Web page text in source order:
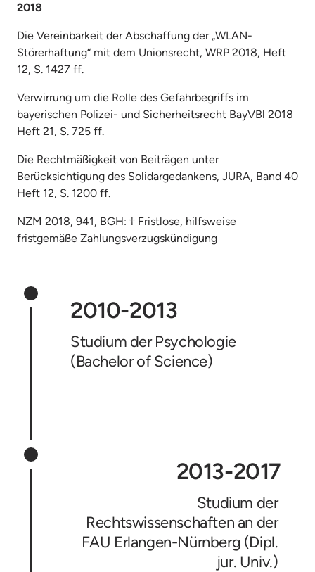
2018
Die Vereinbarkeit der Abschaffung der „WLAN-
Störerhaftung“ mit dem Unionsrecht, WRP 2018, Heft
12, S. 1427 ff.
Verwirrung um die Rolle des Gefahrbegriffs im
bayerischen Polizei- und Sicherheitsrecht BayVBl 2018
Heft 21, S. 725 ff.
Die Rechtmäßigkeit von Beiträgen unter
Berücksichtigung des Solidargedankens, JURA, Band 40
Heft 12, S. 1200 ff.
NZM 2018, 941, BGH: † Fristlose, hilfsweise
fristgemäße Zahlungsverzugskündigung
2010-2013
Studium der Psychologie
(Bachelor of Science)
2013-2017
Studium der
Rechtswissenschaften an der
FAU Erlangen-Nürnberg (Dipl.
jur. Univ.)